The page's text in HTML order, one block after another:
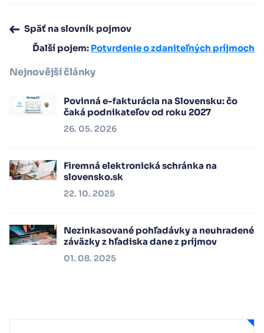
Späť na slovník pojmov
Ďalší pojem: Potvrdenie o zdaniteľných príjmoch
Nejnovější články
Povinná e-fakturácia na Slovensku: čo
čaká podnikateľov od roku 2027
26. 05. 2026
Firemná elektronická schránka na
slovensko.sk
22. 10. 2025
Nezinkasované pohľadávky a neuhradené
záväzky z hľadiska dane z príjmov
01. 08. 2025